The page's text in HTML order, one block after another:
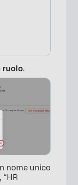
ruolo.
nome unico